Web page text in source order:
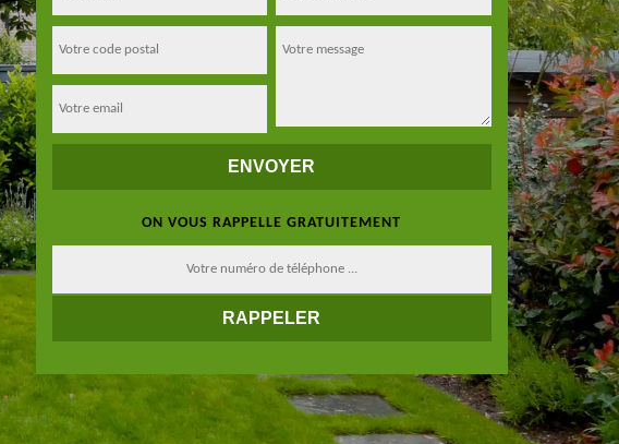
ON VOUS RAPPELLE GRATUITEMENT